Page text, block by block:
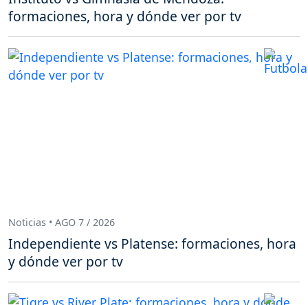
formaciones, hora y dónde ver por tv
Noticias • AGO 7 / 2026
Independiente vs Platense: formaciones, hora
y dónde ver por tv